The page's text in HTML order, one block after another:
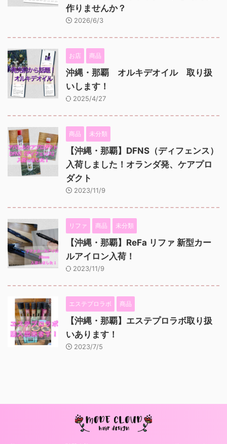
作りませんか？
2026/6/3
お店 商品
沖縄・那覇 オルキデオイル 取り扱
いします！
2025/4/27
商品 未分類
【沖縄・那覇】DFNS（ディフェンス）
入荷しました！オランダ発、ケアプロ
ダクト
2023/11/9
リファ 商品 未分類
【沖縄・那覇】ReFa リファ 新型カー
ルアイロン入荷！
2023/11/9
エステプロラボ 商品
【沖縄・那覇】エステプロラボ取り扱
いあります！
2023/7/5